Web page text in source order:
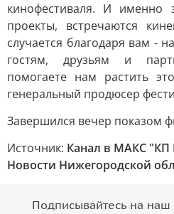
кинофестиваля. И именно
проекты, встречаются
случается благодаря вам -
гостям, друзьям и
помогаете нам растить
генеральный продюсер
Завершился вечер показом
Источник: Канал в МАКС
Новости Нижегородской
Подписывайтесь на наш